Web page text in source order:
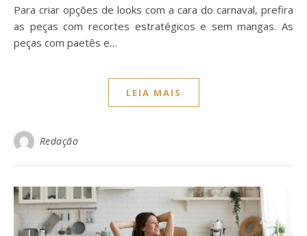
Para criar opções de looks com a cara do carnaval, prefira
as peças com recortes estratégicos e sem mangas. As
peças com paetês e…
LEIA MAIS
Redação